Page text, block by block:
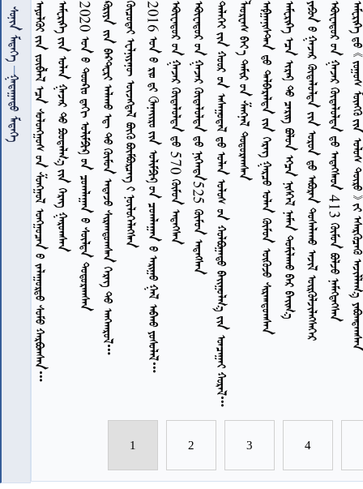
 

            
7
        2020                     
7
      2016              
7
     570       525               
7
                                         413        
1 2 3 4